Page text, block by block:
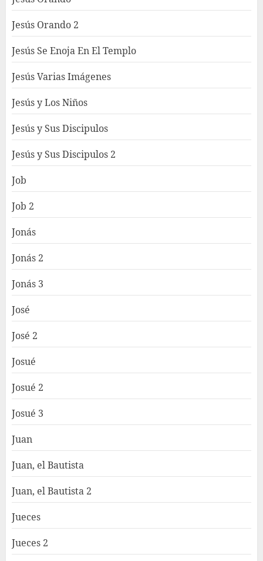
Jesús Orando 2
Jesús Se Enoja En El Templo
Jesús Varias Imágenes
Jesús y Los Niños
Jesús y Sus Discipulos
Jesús y Sus Discipulos 2
Job
Job 2
Jonás
Jonás 2
Jonás 3
José
José 2
Josué
Josué 2
Josué 3
Juan
Juan, el Bautista
Juan, el Bautista 2
Jueces
Jueces 2